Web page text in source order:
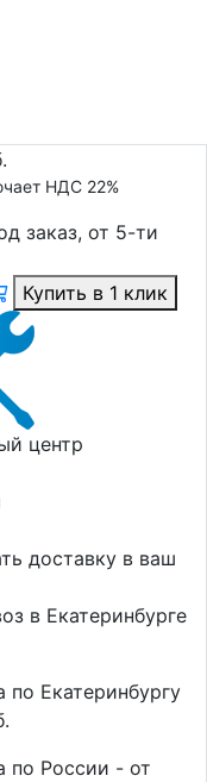
НДС 22%
заказ, от 5-ти
Купить в 1 клик
центр
доставку в ваш
в Екатеринбурге
по Екатеринбургу
по России - от